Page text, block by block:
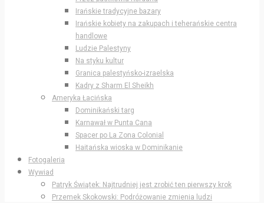
Irańskie tradycyjne bazary
Irańskie kobiety na zakupach i teherańskie centra
handlowe
Ludzie Palestyny
Na styku kultur
Granica palestyńsko-izraelska
Kadry z Sharm El Sheikh
Ameryka Łacińska
Dominikański targ
Karnawał w Punta Cana
Spacer po La Zona Colonial
Haitańska wioska w Dominikanie
Fotogaleria
Wywiad
Patryk Świątek: Najtrudniej jest zrobić ten pierwszy krok
Przemek Skokowski: Podróżowanie zmienia ludzi